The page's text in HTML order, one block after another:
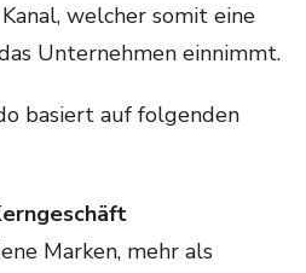
welcher somit eine
Unternehmen einnimmt.
basiert auf folgenden
Marken, mehr als